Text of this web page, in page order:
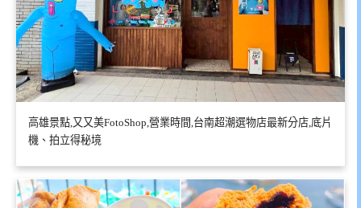
高雄景點,又又美FotoShop,營業時間,台南超潮選物店最新分店,底片
機、拍立得秘境